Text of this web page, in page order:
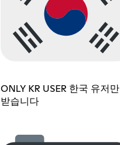
ONLY KR USER 한국 유저만
받습니다